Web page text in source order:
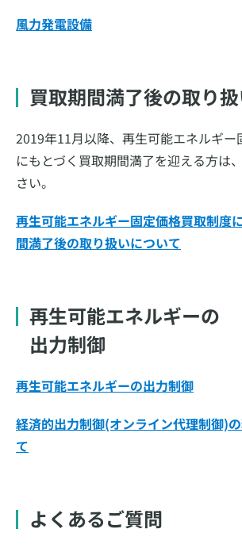
風力発電設備
買取期間満了後の取り
2019年11月以降、再生可能エネルギー
にもとづく買取期間満了を迎える方は
さい。
再生可能エネルギー固定価格買取制度
間満了後の取り扱いについて
再生可能エネルギーの
出力制御
再生可能エネルギーの出力制御
経済的出力制御(オンライン代理制御)
て
よくあるご質問